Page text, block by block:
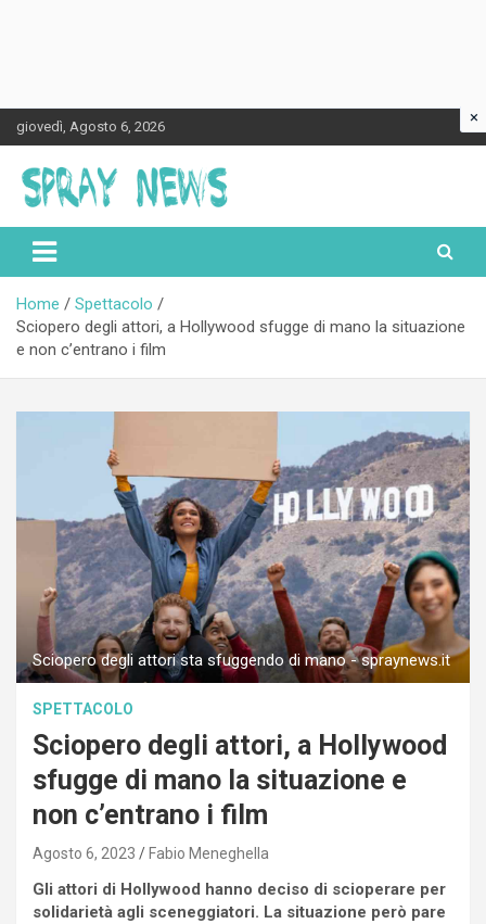
Skip
to
content
giovedì, Agosto 6, 2026
Spraynews.it
Home
Spettacolo
Sciopero degli attori, a Hollywood sfugge di mano la situazione
e non c’entrano i film
Sciopero degli attori sta sfuggendo di mano - spraynews.it
SPETTACOLO
Sciopero degli attori, a Hollywood
sfugge di mano la situazione e
non c’entrano i film
Agosto 6, 2023 Fabio Meneghella
Gli attori di Hollywood hanno deciso di scioperare per
solidarietà agli sceneggiatori. La situazione però pare
×